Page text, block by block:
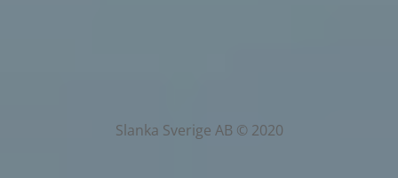
Slanka Sverige AB © 2020